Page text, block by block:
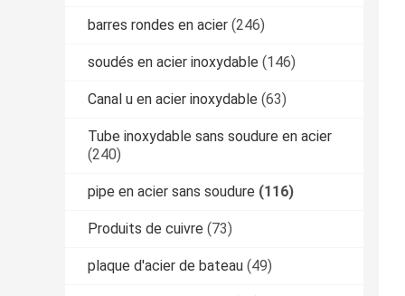
barres rondes en acier (246)
soudés en acier inoxydable (146)
Canal u en acier inoxydable (63)
Tube inoxydable sans soudure en acier
(240)
pipe en acier sans soudure (116)
Produits de cuivre (73)
plaque d'acier de bateau (49)